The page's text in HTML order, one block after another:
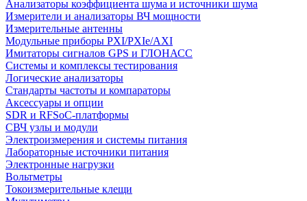
Анализаторы коэффициента шума и источники шума
Измерители и анализаторы ВЧ мощности
Измерительные антенны
Модульные приборы PXI/PXIe/AXI
Имитаторы сигналов GPS и ГЛОНАСС
Системы и комплексы тестирования
Логические анализаторы
Стандарты частоты и компараторы
Аксессуары и опции
SDR и RFSoC‑платформы
СВЧ узлы и модули
Электроизмерения и системы питания
Лабораторные источники питания
Электронные нагрузки
Вольтметры
Токоизмерительные клещи